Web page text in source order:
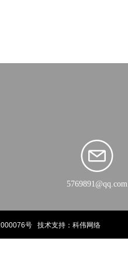
5769891@qq.com
号 技术支持：科伟网络